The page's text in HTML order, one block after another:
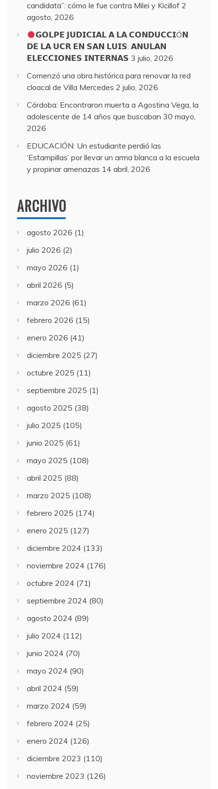
candidata”: cómo le fue contra Milei y Kicillof 2
agosto, 2026
𝗚𝗢𝗟𝗣𝗘 𝗝𝗨𝗗𝗜𝗖𝗜𝗔𝗟 𝗔 𝗟𝗔 𝗖𝗢𝗡𝗗𝗨𝗖𝗖𝗜Ó𝗡
𝗗𝗘 𝗟𝗔 𝗨𝗖𝗥 𝗘𝗡 𝗦𝗔𝗡 𝗟𝗨𝗜𝗦: 𝗔𝗡𝗨𝗟𝗔𝗡
𝗘𝗟𝗘𝗖𝗖𝗜𝗢𝗡𝗘𝗦 𝗜𝗡𝗧𝗘𝗥𝗡𝗔𝗦 3 julio, 2026
Comenzó una obra histórica para renovar la red
cloacal de Villa Mercedes 2 julio, 2026
Córdoba: Encontraron muerta a Agostina Vega, la
adolescente de 14 años que buscaban 30 mayo,
2026
EDUCACIÓN: Un estudiante perdió las
‘Estampillas’ por llevar un arma blanca a la escuela
y propinar amenazas 14 abril, 2026
ARCHIVO
agosto 2026 (1)
julio 2026 (2)
mayo 2026 (1)
abril 2026 (5)
marzo 2026 (61)
febrero 2026 (15)
enero 2026 (41)
diciembre 2025 (27)
octubre 2025 (11)
septiembre 2025 (1)
agosto 2025 (38)
julio 2025 (105)
junio 2025 (61)
mayo 2025 (108)
abril 2025 (88)
marzo 2025 (108)
febrero 2025 (174)
enero 2025 (127)
diciembre 2024 (133)
noviembre 2024 (176)
octubre 2024 (71)
septiembre 2024 (80)
agosto 2024 (89)
julio 2024 (112)
junio 2024 (70)
mayo 2024 (90)
abril 2024 (59)
marzo 2024 (59)
febrero 2024 (25)
enero 2024 (126)
diciembre 2023 (110)
noviembre 2023 (126)